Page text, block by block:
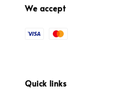
We accept
Quick links